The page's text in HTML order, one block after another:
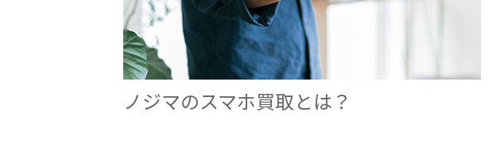
ノジマのスマホ買取とは？